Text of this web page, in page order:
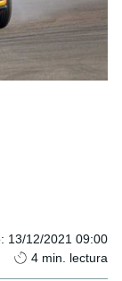
: 13/12/2021 09:00
4 min. lectura